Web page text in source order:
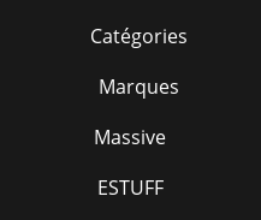
Catégories
Marques
Massive
ESTUFF